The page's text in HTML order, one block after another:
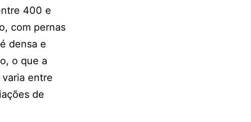
400 e
com pernas
densa e
o que a
entre
de